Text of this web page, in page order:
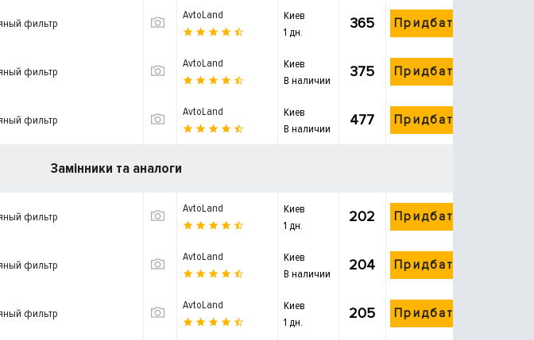
фильтр
AvtoLand
Киев
1 дн.
365 Придбати
фильтр
AvtoLand
Киев
В наличии
375 Придбати
фильтр
AvtoLand
Киев
В наличии
477 Придбати
Замінники та аналоги
фильтр
AvtoLand
Киев
1 дн.
202 Придбати
фильтр
AvtoLand
Киев
В наличии
204 Придбати
фильтр
AvtoLand
Киев
1 дн.
205 Придбати